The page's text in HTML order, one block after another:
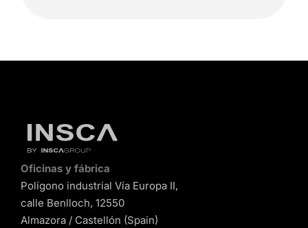
Oficinas y fábrica
Polígono industrial Vía Europa II,
calle Benlloch, 12550
Almazora / Castellón (Spain)